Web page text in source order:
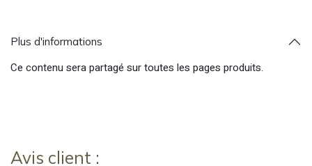
Plus d'informations
Ce contenu sera partagé sur toutes les pages produits.
Avis client :